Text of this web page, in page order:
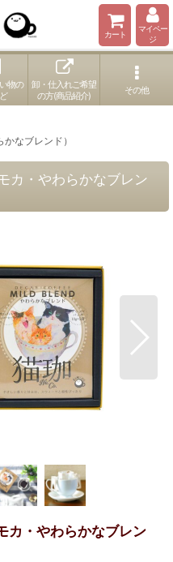
カート
マイペー
ジ
物の
卸・仕入れご希望
の方(商品紹介)
その他
なブレンド）
カ・やわらかなブレン
カ・やわらかなブレン